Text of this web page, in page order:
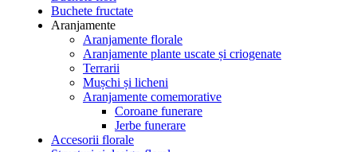
Buchete fructate
Aranjamente
Aranjamente florale
Aranjamente plante uscate și criogenate
Terrarii
Mușchi și licheni
Aranjamente comemorative
Coroane funerare
Jerbe funerare
Accesorii florale